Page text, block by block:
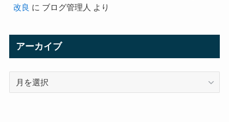
改良 に ブログ管理人 より
アーカイブ